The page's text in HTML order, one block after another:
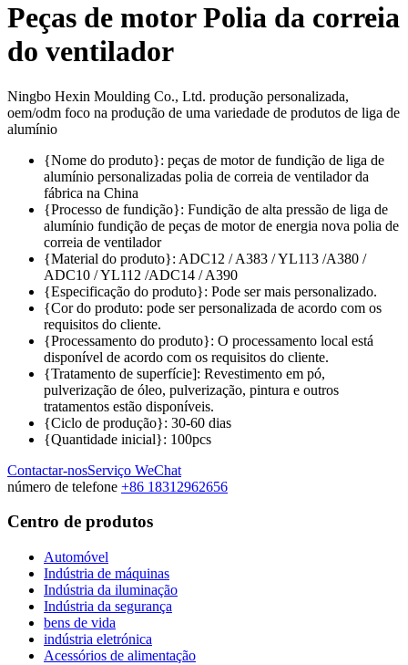
Peças de motor Polia da correia
do ventilador
Ningbo Hexin Moulding Co., Ltd. produção personalizada,
oem/odm foco na produção de uma variedade de produtos de liga de
alumínio
{Nome do produto}: peças de motor de fundição de liga de
alumínio personalizadas polia de correia de ventilador da
fábrica na China
{Processo de fundição}: Fundição de alta pressão de liga de
alumínio fundição de peças de motor de energia nova polia de
correia de ventilador
{Material do produto}: ADC12 / A383 / YL113 /A380 /
ADC10 / YL112 /ADC14 / A390
{Especificação do produto}: Pode ser mais personalizado.
{Cor do produto: pode ser personalizada de acordo com os
requisitos do cliente.
{Processamento do produto}: O processamento local está
disponível de acordo com os requisitos do cliente.
{Tratamento de superfície]: Revestimento em pó,
pulverização de óleo, pulverização, pintura e outros
tratamentos estão disponíveis.
{Ciclo de produção}: 30-60 dias
{Quantidade inicial}: 100pcs
Contactar-nosServiço WeChat
número de telefone +86 18312962656
Centro de produtos
Automóvel
Indústria de máquinas
Indústria da iluminação
Indústria da segurança
bens de vida
indústria eletrónica
Acessórios de alimentação